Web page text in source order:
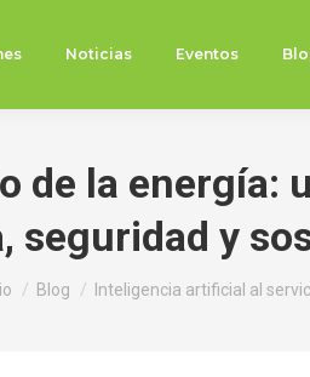
Noticias Eventos
la energía:
seguridad y
aquí:Blog Inteligencia artificial al